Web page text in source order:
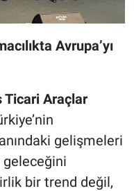
Avrupa’yı
Ticari Araçlar
gelişmeleri
geleceğini
bir trend değil,